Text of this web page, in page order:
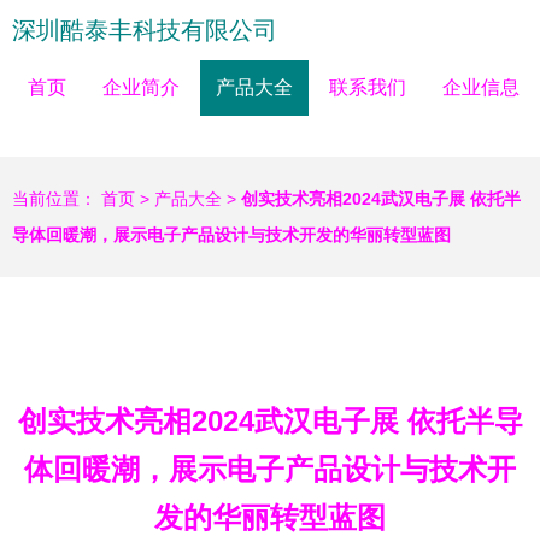
深圳酷泰丰科技有限公司
首页 企业简介 产品大全 联系我们 企业信息
当前位置： 首页 > 产品大全 > 创实技术亮相2024武汉电子展 依托半
导体回暖潮，展示电子产品设计与技术开发的华丽转型蓝图
创实技术亮相2024武汉电子展 依托半导
体回暖潮，展示电子产品设计与技术开
发的华丽转型蓝图